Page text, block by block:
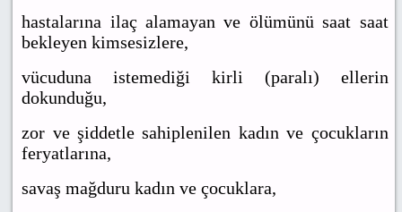
hastalarına ilaç alamayan ve ölümünü saat saat
bekleyen kimsesizlere,
vücuduna istemediği kirli (paralı) ellerin
dokunduğu,
zor ve şiddetle sahiplenilen kadın ve çocukların
feryatlarına,
savaş mağduru kadın ve çocuklara,